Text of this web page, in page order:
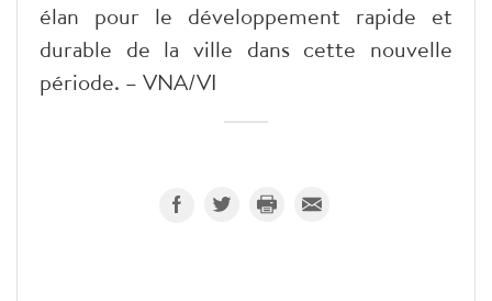
élan pour le développement rapide et
durable de la ville dans cette nouvelle
période. – VNA/VI